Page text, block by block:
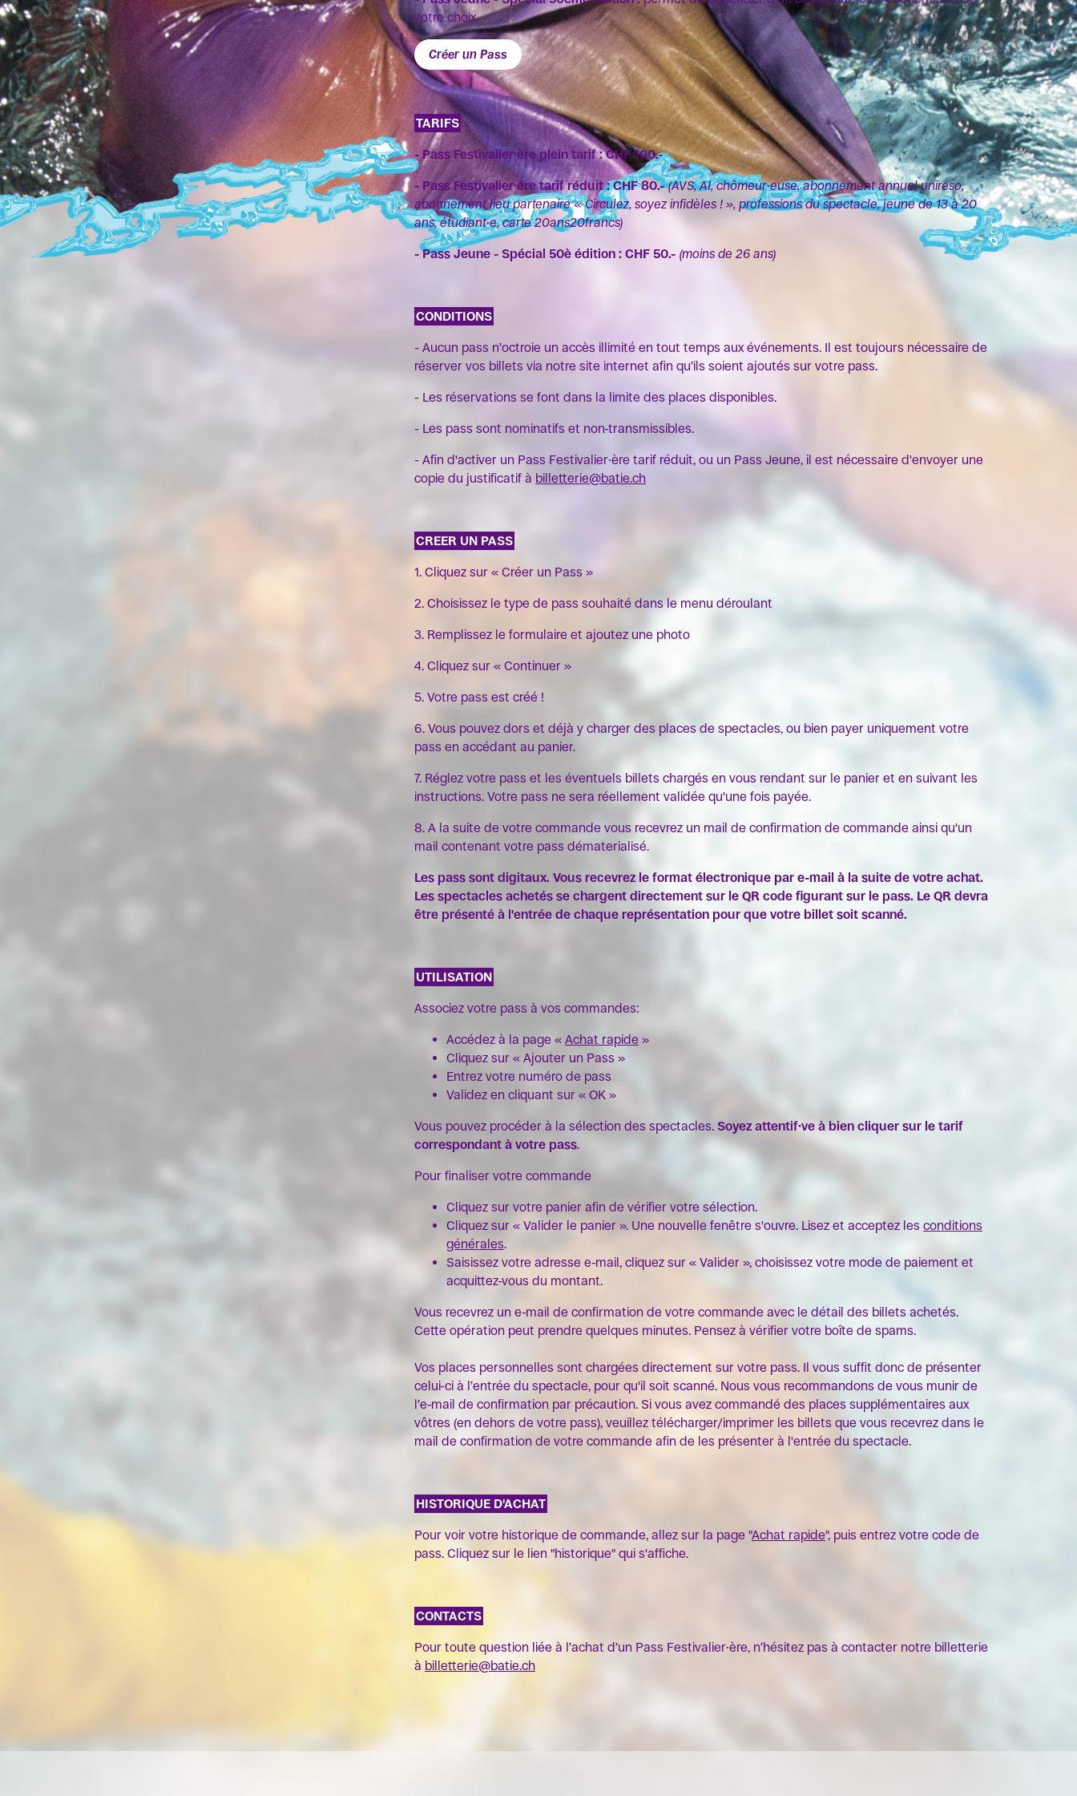
votre choix
Créer un Pass
TARIFS
- Pass Festivalier·ère plein tarif : CHF 100.-
- Pass Festivalier·ère tarif réduit : CHF 80.-(AVS, AI, chômeur·euse, abonnement annuel unireso,
abonnement lieu partenaire « Circulez, soyez infidèles ! », professions du spectacle, jeune de 13 à 20
ans, étudiant·e, carte 20ans20francs)
- Pass Jeune - Spécial 50è édition : CHF 50.- (moins de 26 ans)
CONDITIONS
- Aucun pass n’octroie un accès illimité en tout temps aux événements. Il est toujours nécessaire de
réserver vos billets via notre site internet afin qu’ils soient ajoutés sur votre pass.
- Les réservations se font dans la limite des places disponibles.
- Les pass sont nominatifs et non-transmissibles.
- Afin d'activer un Pass Festivalier·ère tarif réduit, ou un Pass Jeune, il est nécessaire d'envoyer une
copie du justificatif à billetterie@batie.ch
CREER UN PASS
1. Cliquez sur « Créer un Pass »
2. Choisissez le type de pass souhaité dans le menu déroulant
3. Remplissez le formulaire et ajoutez une photo
4. Cliquez sur « Continuer »
5. Votre pass est créé !
6. Vous pouvez dors et déjà y charger des places de spectacles, ou bien payer uniquement votre
pass en accédant au panier.
7. Réglez votre pass et les éventuels billets chargés en vous rendant sur le panier et en suivant les
instructions. Votre pass ne sera réellement validée qu'une fois payée.
8. A la suite de votre commande vous recevrez un mail de confirmation de commande ainsi qu'un
mail contenant votre pass dématerialisé.
Les pass sont digitaux. Vous recevrez le format électronique par e-mail à la suite de votre achat.
Les spectacles achetés se chargent directement sur le QR code figurant sur le pass. Le QR devra
être présenté à l'entrée de chaque représentation pour que votre billet soit scanné.
UTILISATION
Associez votre pass à vos commandes:
Accédez à la page « Achat rapide »
Cliquez sur « Ajouter un Pass »
Entrez votre numéro de pass
Validez en cliquant sur « OK »
Vous pouvez procéder à la sélection des spectacles. Soyez attentif·ve à bien cliquer sur le tarif
correspondant à votre pass.
Pour finaliser votre commande
Cliquez sur votre panier afin de vérifier votre sélection.
Cliquez sur « Valider le panier ». Une nouvelle fenêtre s'ouvre. Lisez et acceptez les conditions
générales.
Saisissez votre adresse e-mail, cliquez sur « Valider », choisissez votre mode de paiement et
acquittez-vous du montant.
Vous recevrez un e-mail de confirmation de votre commande avec le détail des billets achetés.
Cette opération peut prendre quelques minutes. Pensez à vérifier votre boîte de spams.
Vos places personnelles sont chargées directement sur votre pass. Il vous suffit donc de présenter
celui-ci à l’entrée du spectacle, pour qu'il soit scanné. Nous vous recommandons de vous munir de
l’e-mail de confirmation par précaution. Si vous avez commandé des places supplémentaires aux
vôtres (en dehors de votre pass), veuillez télécharger/imprimer les billets que vous recevrez dans le
mail de confirmation de votre commande afin de les présenter à l'entrée du spectacle.
HISTORIQUE D'ACHAT
Pour voir votre historique de commande, allez sur la page "Achat rapide", puis entrez votre code de
pass. Cliquez sur le lien "historique" qui s'affiche.
CONTACTS
Pour toute question liée à l’achat d’un Pass Festivalier·ère, n’hésitez pas à contacter notre billetterie
à billetterie@batie.ch